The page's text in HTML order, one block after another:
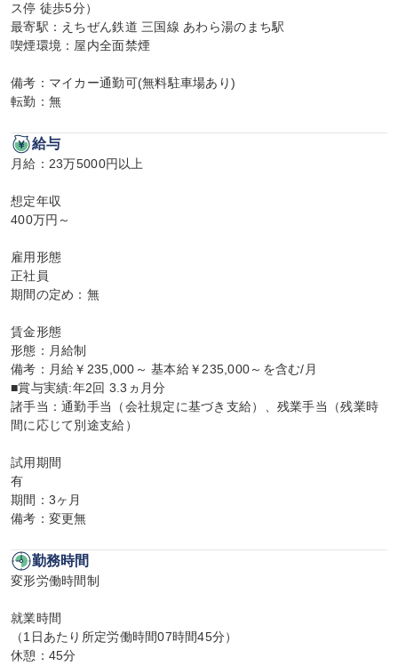
ス停 徒歩5分）
最寄駅：えちぜん鉄道 三国線 あわら湯のまち駅
喫煙環境：屋内全面禁煙
備考：マイカー通勤可(無料駐車場あり)
転勤：無
給与
月給：23万5000円以上
想定年収
400万円～
雇用形態
正社員
期間の定め：無
賃金形態
形態：月給制
備考：月給￥235,000～ 基本給￥235,000～を含む/月
■賞与実績:年2回 3.3ヵ月分
諸手当：通勤手当（会社規定に基づき支給）、残業手当（残業時
間に応じて別途支給）
試用期間
有
期間：3ヶ月
備考：変更無
勤務時間
変形労働時間制
就業時間
（1日あたり所定労働時間07時間45分）
休憩：45分